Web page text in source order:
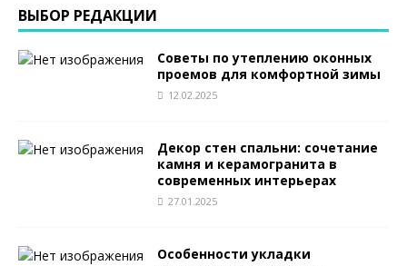
ВЫБОР РЕДАКЦИИ
Советы по утеплению оконных
проемов для комфортной зимы
12.02.2025
Декор стен спальни: сочетание
камня и керамогранита в
современных интерьерах
27.01.2025
Особенности укладки